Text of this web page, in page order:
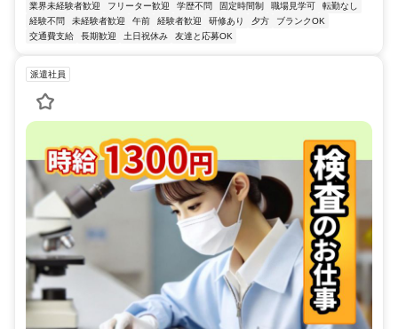
業界未経験者歓迎 フリーター歓迎 学歴不問 固定時間制 職場見学可
転勤なし
経験不問
未経験者歓迎 午前 経験者歓迎 研修あり 夕方
ブランクOK
交通費支給
長期歓迎 土日祝休み 友達と応募OK
派遣社員